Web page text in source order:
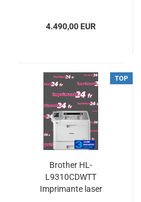
4.490,00 EUR
TOP
Brother HL-
L9310CDWTT
Imprimante laser